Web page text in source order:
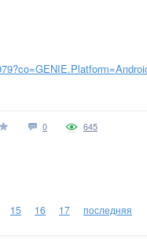
0 645
15 16 17 последняя